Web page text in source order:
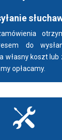
do
własny koszt
opłacamy.